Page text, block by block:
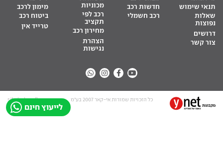
לייעוץ חינם
תנאי שימוש
שאלות
נפוצות
דרושים
צור קשר
חדשות רכב
רכב חשמלי
מכוניות
רכב לפי
תקציב
מחירון רכב
הצהרת
נגישות
מימון לרכב
ביטוח רכב
טרייד אין
כל הזכויות שמורות אי-קאר 2007 בע”מ site by tq.soft